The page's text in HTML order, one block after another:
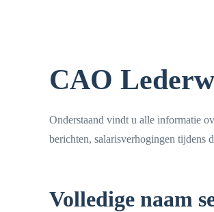
CAO
Onderstaand vindt u alle informatie
berichten, salarisverhogingen tijdens
Volledige naam